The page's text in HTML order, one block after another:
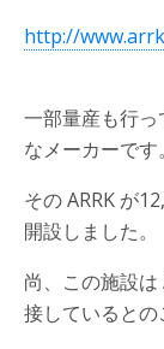
http://
一部量産も行
なメーカーです。
その ARRK が
開設しました。
尚、この施設
接しているとの